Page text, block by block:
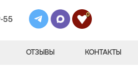
55
0
ОТЗЫВЫ КОНТАКТЫ